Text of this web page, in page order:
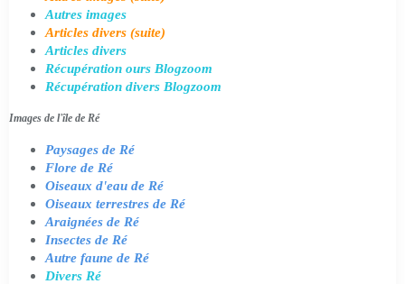
Autres images
Articles divers (suite)
Articles divers
Récupération ours Blogzoom
Récupération divers Blogzoom
Images de l'île de Ré
Paysages de Ré
Flore de Ré
Oiseaux d'eau de Ré
Oiseaux terrestres de Ré
Araignées de Ré
Insectes de Ré
Autre faune de Ré
Divers Ré